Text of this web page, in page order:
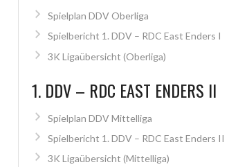
Spielplan DDV Oberliga
Spielbericht 1. DDV – RDC East Enders I
3K Ligaübersicht (Oberliga)
1. DDV – RDC EAST ENDERS II
Spielplan DDV Mittelliga
Spielbericht 1. DDV – RDC East Enders II
3K Ligaübersicht (Mittelliga)